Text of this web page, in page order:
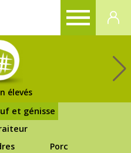
élevés
et génisse
Porc